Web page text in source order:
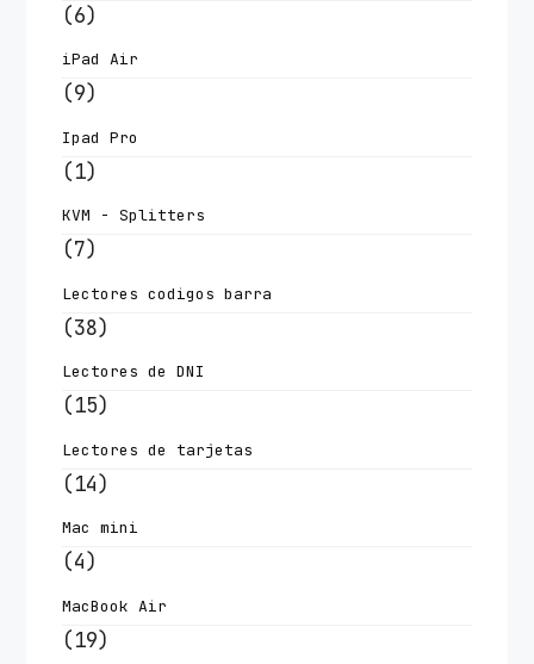
(6)
iPad Air
(9)
Ipad Pro
(1)
KVM - Splitters
(7)
Lectores codigos barra
(38)
Lectores de DNI
(15)
Lectores de tarjetas
(14)
Mac mini
(4)
MacBook Air
(19)